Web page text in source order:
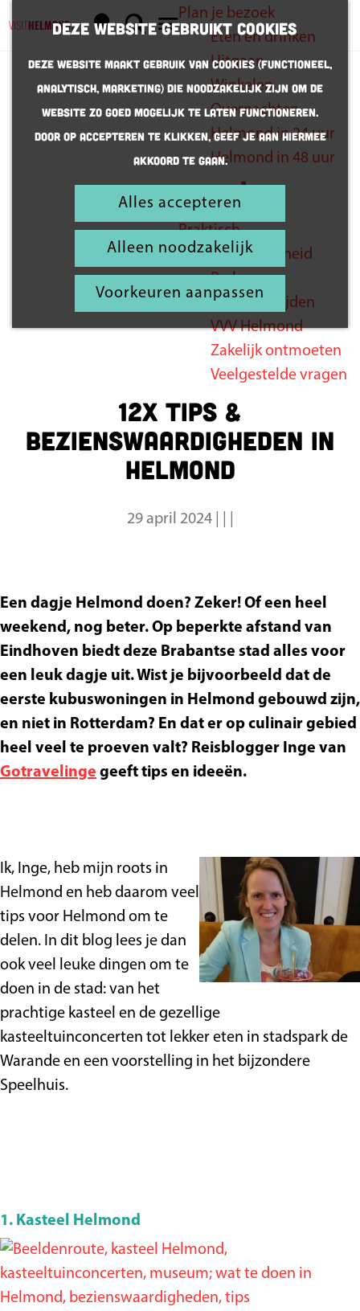
Deze website gebruikt cookies
Deze website maakt gebruik van cookies (Functioneel,
Analytisch, Marketing) die noodzakelijk zijn om de
website zo goed mogelijk te laten functioneren.
Door op accepteren te klikken, geef je aan hiermee
akkoord te gaan.
Alles accepteren
Alleen noodzakelijk
Voorkeuren aanpassen
K
a
r
t
Z
e
k
e
n
e
n
u
Plan je bezoek
Eten en drinken
Uitgaan
Winkelen
Overnachten
Helmond in 24 uur
Helmond in 48 uur
Inspiratie
Praktisch
Bereikbaarheid
Parkeren
Openingstijden
VVV Helmond
Zakelijk ontmoeten
Veelgestelde vragen
pak je koffer
maar vast
12x tips &
bezienswaardigheden in
Helmond
29 april 2024
Een dagje Helmond doen? Zeker! Of een heel
weekend, nog beter. Op beperkte afstand van
Eindhoven biedt deze Brabantse stad alles voor
een leuk dagje uit. Wist je bijvoorbeeld dat de
eerste kubuswoningen in Helmond gebouwd zijn,
en niet in Rotterdam? En dat er op culinair gebied
heel veel te proeven valt? Reisblogger Inge van
Gotravelinge geeft tips en ideeën.
Ik, Inge, heb mijn roots in
Helmond en heb daarom veel
tips voor Helmond om te
delen. In dit blog lees je dan
ook veel leuke dingen om te
doen in de stad: van het
prachtige kasteel en de gezellige
kasteeltuinconcerten tot lekker eten in stadspark de
Warande en een voorstelling in het bijzondere
Speelhuis.
1. Kasteel Helmond